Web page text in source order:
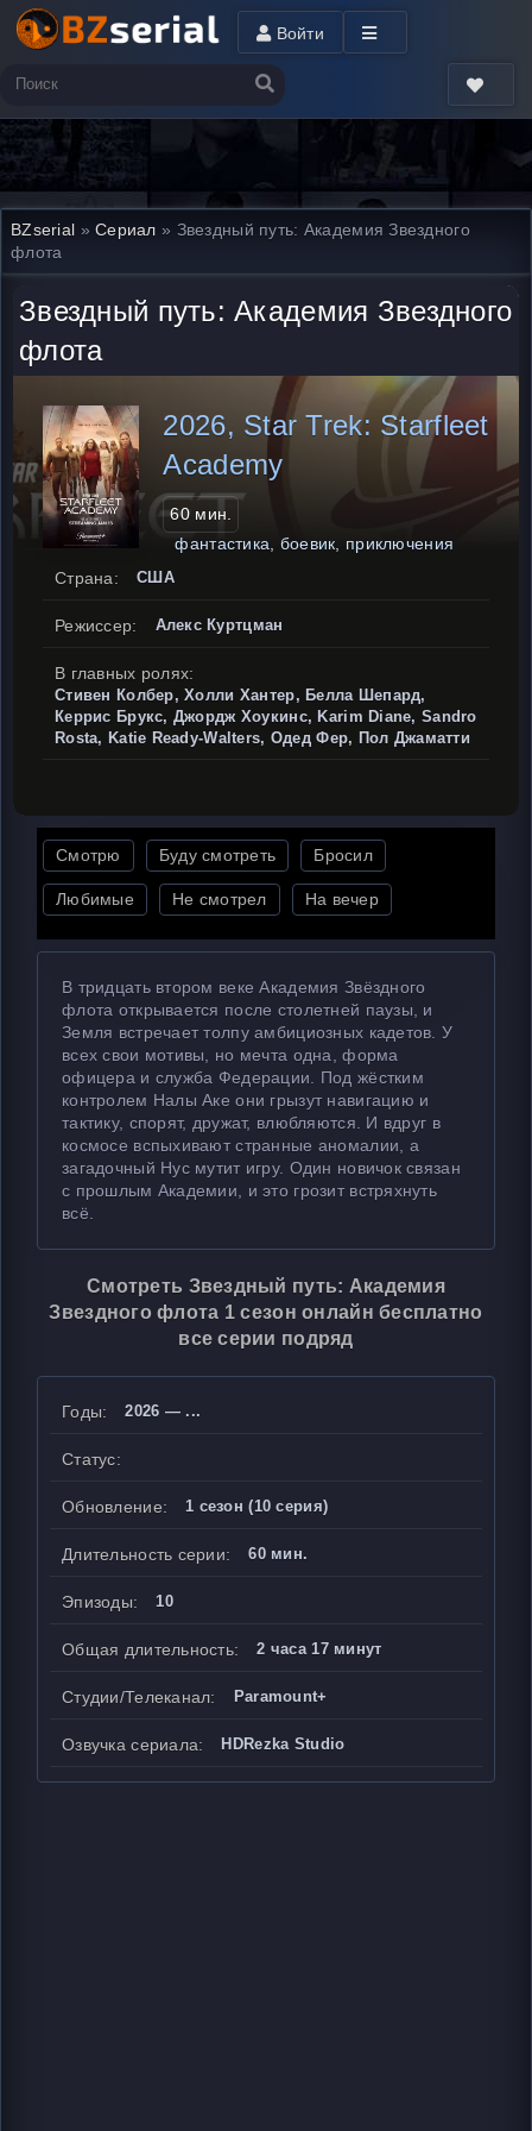
Войти
BZserial »Сериал » Звездный путь: Академия Звездного
флота
Звездный путь: Академия Звездного
флота
2026, Star Trek: Starfleet
Academy
60 мин.
фантастика, боевик, приключения
Страна:
США
Режиссер: Алекс Куртцман
В главных ролях:
Стивен Колбер, Холли Хантер, Белла Шепард,
Керрис Брукс, Джордж Хоукинс, Karim Diane, Sandro
Rosta, Katie Ready-Walters, Одед Фер, Пол Джаматти
Смотрю Буду смотреть Бросил
Любимые Не смотрел На вечер
В тридцать втором веке Академия Звёздного
флота открывается после столетней паузы, и
Земля встречает толпу амбициозных кадетов. У
всех свои мотивы, но мечта одна, форма
офицера и служба Федерации. Под жёстким
контролем Налы Аке они грызут навигацию и
тактику, спорят, дружат, влюбляются. И вдруг в
космосе вспыхивают странные аномалии, а
загадочный Нус мутит игру. Один новичок связан
с прошлым Академии, и это грозит встряхнуть
всё.
Смотреть Звездный путь: Академия
Звездного флота 1 сезон онлайн бесплатно
все серии подряд
Годы: 2026 — ...
Статус:
Обновление: 1 сезон (10 серия)
Длительность серии: 60 мин.
Эпизоды: 10
Общая длительность: 2 часа 17 минут
Студии/Телеканал: Paramount+
Озвучка сериала: HDRezka Studio